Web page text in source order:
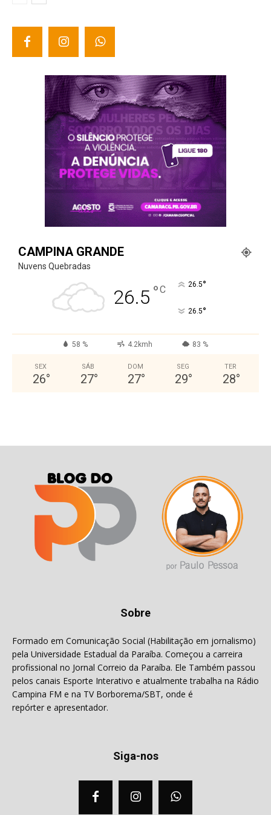
CAMPINA GRANDE
Nuvens Quebradas
26.5 °C 26.5°
26.5°
58 % 4.2kmh 83 %
SEX
26°
SÁB
27°
DOM
27°
SEG
29°
TER
28°
Sobre
Formado em Comunicação Social (Habilitação em jornalismo)
pela Universidade Estadual da Paraíba. Começou a carreira
profissional no Jornal Correio da Paraíba. Ele Também passou
pelos canais Esporte Interativo e atualmente trabalha na Rádio
Campina FM e na TV Borborema/SBT, onde é
repórter e apresentador.
Siga-nos